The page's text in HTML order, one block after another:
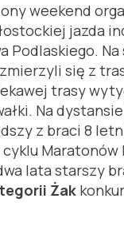
weekend
jazda
się z
trasy
Na
z braci 8
lata starszy
Żak